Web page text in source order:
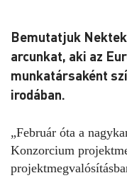
Bemutatjuk
arcunkat, aki az
munkatársaként
irodában.
„Február óta a
Konzorcium